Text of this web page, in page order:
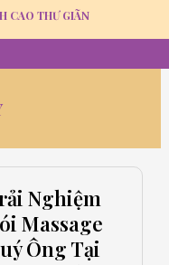
CAO THƯ GIÃN
Nghiệm
Massage
Ông Tại